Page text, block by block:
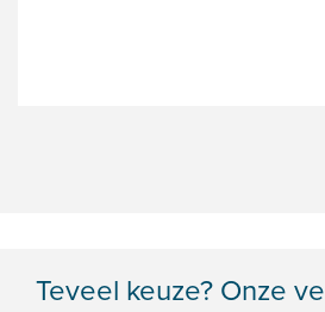
Teveel keuze? Onze